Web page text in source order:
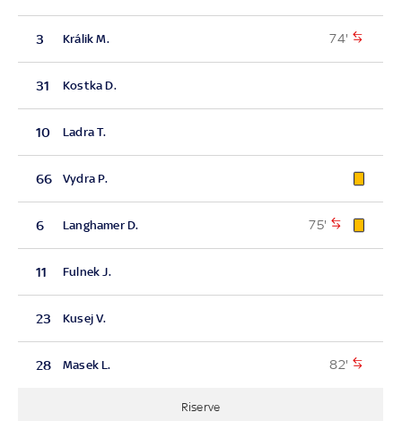
3 Králik M. 74'
31 Kostka D.
10 Ladra T.
66 Vydra P.
6 Langhamer D. 75'
11 Fulnek J.
23 Kusej V.
28 Masek L. 82'
Riserve